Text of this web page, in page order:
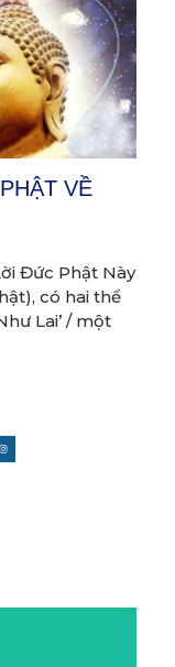
VỀ
Đức Phật Này
có hai thể
Lai’ / một